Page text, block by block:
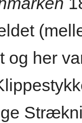
og her